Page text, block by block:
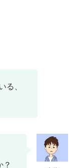
る、
？